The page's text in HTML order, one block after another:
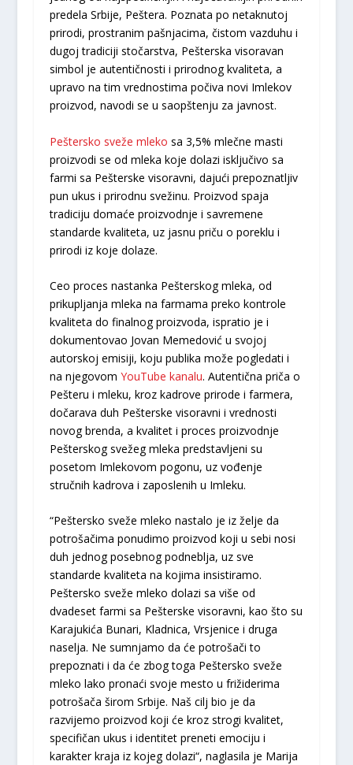
predela Srbije, Peštera. Poznata po netaknutoj
prirodi, prostranim pašnjacima, čistom vazduhu i
dugoj tradiciji stočarstva, Pešterska visoravan
simbol je autentičnosti i prirodnog kvaliteta, a
upravo na tim vrednostima počiva novi Imlekov
proizvod, navodi se u saopštenju za javnost.
Peštersko sveže mleko sa 3,5% mlečne masti
proizvodi se od mleka koje dolazi isključivo sa
farmi sa Pešterske visoravni, dajući prepoznatljiv
pun ukus i prirodnu svežinu. Proizvod spaja
tradiciju domaće proizvodnje i savremene
standarde kvaliteta, uz jasnu priču o poreklu i
prirodi iz koje dolaze.
Ceo proces nastanka Pešterskog mleka, od
prikupljanja mleka na farmama preko kontrole
kvaliteta do finalnog proizvoda, ispratio je i
dokumentovao Jovan Memedović u svojoj
autorskoj emisiji, koju publika može pogledati i
na njegovom YouTube kanalu. Autentična priča o
Pešteru i mleku, kroz kadrove prirode i farmera,
dočarava duh Pešterske visoravni i vrednosti
novog brenda, a kvalitet i proces proizvodnje
Pešterskog svežeg mleka predstavljeni su
posetom Imlekovom pogonu, uz vođenje
stručnih kadrova i zaposlenih u Imleku.
“Peštersko sveže mleko nastalo je iz želje da
potrošačima ponudimo proizvod koji u sebi nosi
duh jednog posebnog podneblja, uz sve
standarde kvaliteta na kojima insistiramo.
Peštersko sveže mleko dolazi sa više od
dvadeset farmi sa Pešterske visoravni, kao što su
Karajukića Bunari, Kladnica, Vrsjenice i druga
naselja. Ne sumnjamo da će potrošači to
prepoznati i da će zbog toga Peštersko sveže
mleko lako pronaći svoje mesto u frižiderima
potrošača širom Srbije. Naš cilj bio je da
razvijemo proizvod koji će kroz strogi kvalitet,
specifičan ukus i identitet preneti emociju i
karakter kraja iz kojeg dolazi“, naglasila je Marija